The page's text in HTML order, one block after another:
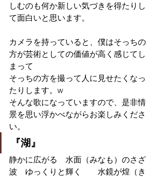
しむのも何か新しい気づきを得たりし
て面白いと思います。
カメラを持っていると、僕はそっちの
方が芸術としての価値が高く感じてし
まって
そっちの方を撮って人に見せたくなっ
たりします。w
そんな歌になっていますので、是非情
景を思い浮かべながらお楽しみくださ
い。
『湖』
静かに広がる　水面（みなも）のさざ
波　ゆっくりと輝く　　水鏡が煌（き